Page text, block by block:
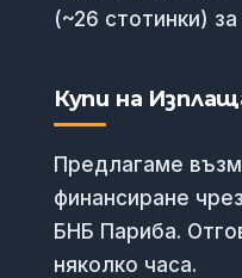
(~26 стотинки)
Купи на
Предлагаме
финансиране
БНБ Париба.
няколко часа.